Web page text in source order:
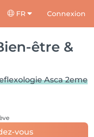
FR Connexion
être &
Asca 2eme
vous